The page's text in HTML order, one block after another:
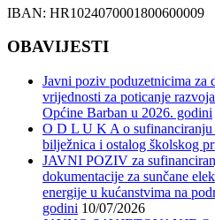
IBAN: HR1024070001800600009
OBAVIJESTI
Javni poziv poduzetnicima za
vrijednosti za poticanje
Općine Barban u 2026. godini
O D L U K A o sufinanciranju
bilježnica i ostalog školskog
JAVNI POZIV za
dokumentacije za sunčane
energije u kućanstvima na
godini 10/07/2026